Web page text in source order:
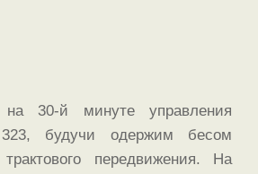
30-й минуте управления
будучи одержим бесом
передвижения. На